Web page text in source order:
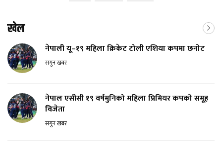
खेल
नेपाली यू–१९ महिला क्रिकेट टोली एशिया कपमा छनोट
सगुन खबर
नेपाल एसीसी १९ वर्षमुनिको महिला प्रिमियर कपको समूह
विजेता
सगुन खबर